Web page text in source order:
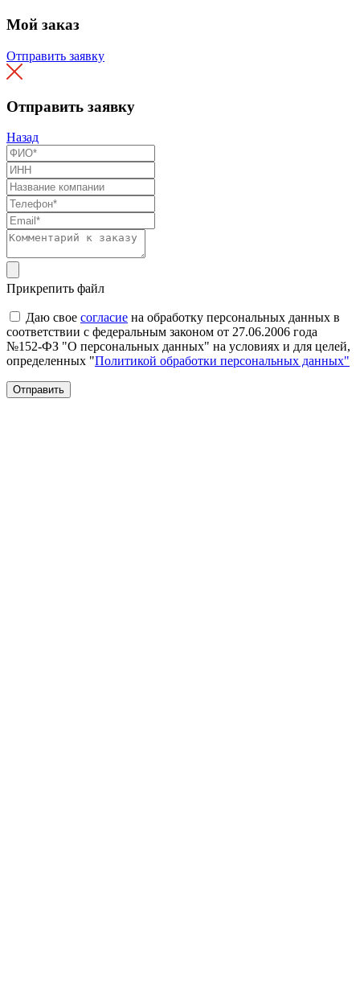
Мой заказ
Отправить заявку
Отправить заявку
Назад
Прикрепить файл
Даю свое согласие на обработку персональных данных в
соответствии с федеральным законом от 27.06.2006 года
№152-ФЗ "О персональных данных" на условиях и для целей,
определенных "Политикой обработки персональных данных"
Отправить